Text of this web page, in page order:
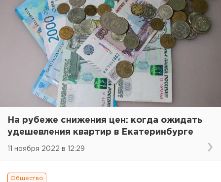
На рубеже снижения цен: когда ожидать
удешевления квартир в Екатеринбурге
11 ноября 2022 в 12:29
Общество